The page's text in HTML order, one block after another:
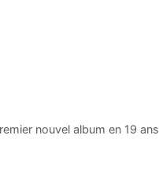
nouvel album en 19 ans